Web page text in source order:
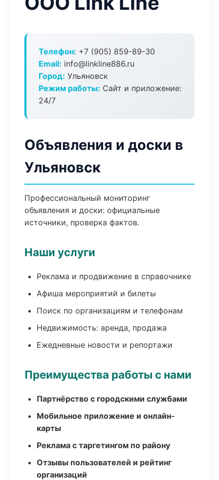
Телефон: +7 (905) 859-89-30
Email: info@linkline886.ru
Город: Ульяновск
Режим работы: Сайт и приложение:
24/7
Объявления и доски в
Ульяновск
Профессиональный мониторинг
объявления и доски: официальные
источники, проверка фактов.
Наши услуги
Реклама и продвижение в справочнике
Афиша мероприятий и билеты
Поиск по организациям и телефонам
Недвижимость: аренда, продажа
Ежедневные новости и репортажи
Преимущества работы с нами
Партнёрство с городскими службами
Мобильное приложение и онлайн-
карты
Реклама с таргетингом по району
Отзывы пользователей и рейтинг
организаций